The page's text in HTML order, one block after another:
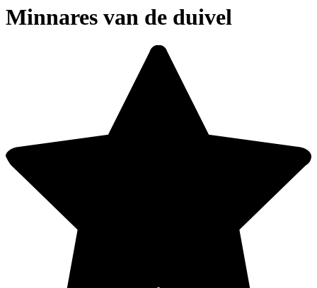
Minnares van de duivel